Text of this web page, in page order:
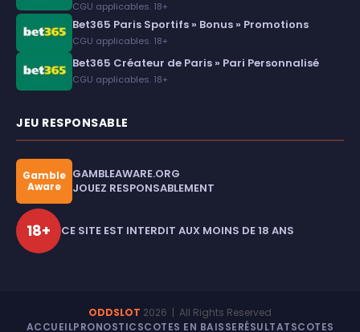
CGU applicables. 18+
Bet365 Paris Sportifs » Bonus » Promotions
CGU applicables. 18+
Bet365 Créateur de Paris » Pari Personnalisé
CGU applicables. 18+
JEU RESPONSABLE
Gamble
Aware
GAMBLEAWARE.ORG
JOUEZ RESPONSABLEMENT
18+ CE SITE EST INTERDIT AUX MOINS DE 18 ANS
ODDSLOT 2026 | All Rights Reserved
ACCUEILPRONOSTICSCOTES EN BAISSERÉSULTATSCOTES